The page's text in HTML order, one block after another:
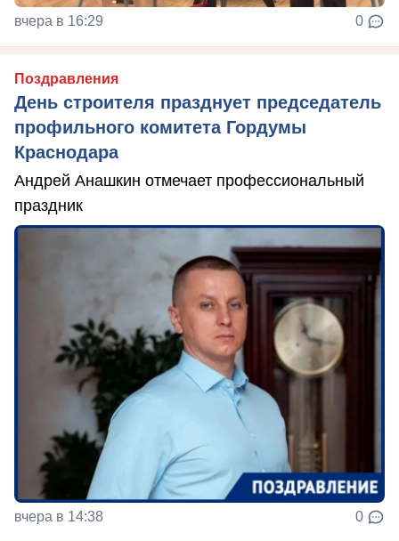
вчера в 16:29 0
Поздравления
День строителя празднует председатель
профильного комитета Гордумы
Краснодара
Андрей Анашкин отмечает профессиональный
праздник
вчера в 14:38 0